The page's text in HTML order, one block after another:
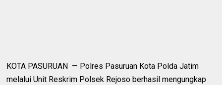
KOTA PASURUAN — Polres Pasuruan Kota Polda Jatim
melalui Unit Reskrim Polsek Rejoso berhasil mengungkap